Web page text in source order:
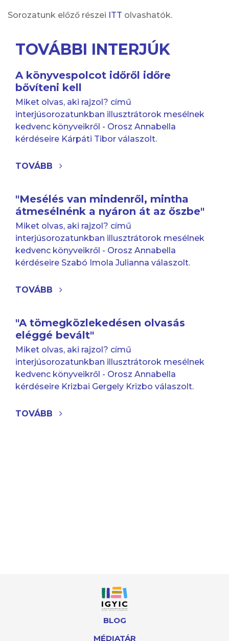
Sorozatunk előző részei ITT olvashatók.
TOVÁBBI INTERJÚK
A könyvespolcot időről időre
bővíteni kell
Miket olvas, aki rajzol? című
interjúsorozatunkban illusztrátorok mesélnek
kedvenc könyveikről - Orosz Annabella
kérdéseire Kárpáti Tibor válaszolt.
TOVÁBB
"Mesélés van mindenről, mintha
átmesélnénk a nyáron át az őszbe"
Miket olvas, aki rajzol? című
interjúsorozatunkban illusztrátorok mesélnek
kedvenc könyveikről - Orosz Annabella
kérdéseire Szabó Imola Julianna válaszolt.
TOVÁBB
"A tömegközlekedésen olvasás
eléggé bevált"
Miket olvas, aki rajzol? című
interjúsorozatunkban illusztrátorok mesélnek
kedvenc könyveikről - Orosz Annabella
kérdéseire Krizbai Gergely Krizbo válaszolt.
TOVÁBB
BLOG
MÉDIATÁR